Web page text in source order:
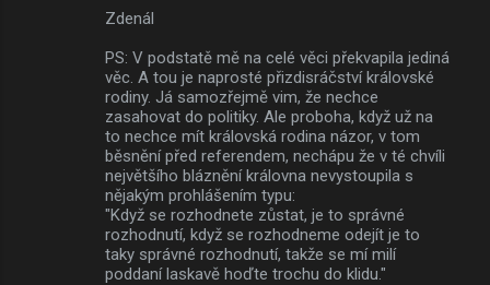
Zdenál
PS: V podstatě mě na celé věci překvapila jediná
věc. A tou je naprosté přizdisráčství královské
rodiny. Já samozřejmě vim, že nechce
zasahovat do politiky. Ale proboha, když už na
to nechce mít královská rodina názor, v tom
běsnění před referendem, nechápu že v té chvíli
největšího bláznění královna nevystoupila s
nějakým prohlášením typu:
"Když se rozhodnete zůstat, je to správné
rozhodnutí, když se rozhodneme odejít je to
taky správné rozhodnutí, takže se mí milí
poddaní laskavě hoďte trochu do klidu."